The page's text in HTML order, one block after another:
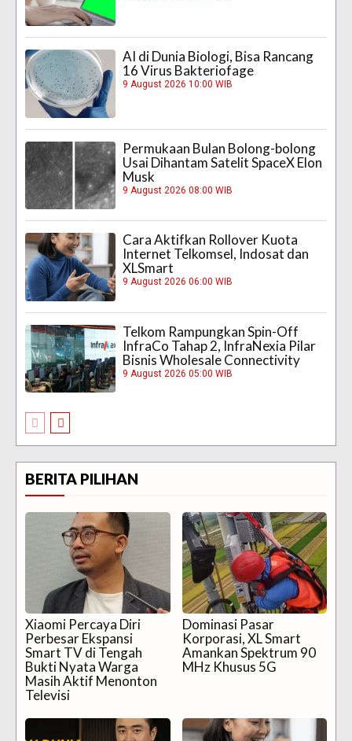
AI di Dunia Biologi, Bisa Rancang
16 Virus Bakteriofage
9 August 2026 10:00 WIB
Permukaan Bulan Bolong-bolong
Usai Dihantam Satelit SpaceX Elon
Musk
9 August 2026 08:00 WIB
Cara Aktifkan Rollover Kuota
Internet Telkomsel, Indosat dan
XLSmart
9 August 2026 06:00 WIB
Telkom Rampungkan Spin-Off
InfraCo Tahap 2, InfraNexia Pilar
Bisnis Wholesale Connectivity
9 August 2026 05:00 WIB
BERITA PILIHAN
Xiaomi Percaya Diri
Perbesar Ekspansi
Smart TV di Tengah
Bukti Nyata Warga
Masih Aktif Menonton
Televisi
Dominasi Pasar
Korporasi, XL Smart
Amankan Spektrum 90
MHz Khusus 5G